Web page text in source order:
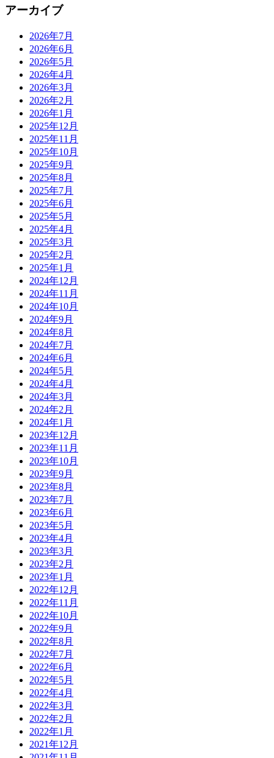
アーカイブ
2026年7月
2026年6月
2026年5月
2026年4月
2026年3月
2026年2月
2026年1月
2025年12月
2025年11月
2025年10月
2025年9月
2025年8月
2025年7月
2025年6月
2025年5月
2025年4月
2025年3月
2025年2月
2025年1月
2024年12月
2024年11月
2024年10月
2024年9月
2024年8月
2024年7月
2024年6月
2024年5月
2024年4月
2024年3月
2024年2月
2024年1月
2023年12月
2023年11月
2023年10月
2023年9月
2023年8月
2023年7月
2023年6月
2023年5月
2023年4月
2023年3月
2023年2月
2023年1月
2022年12月
2022年11月
2022年10月
2022年9月
2022年8月
2022年7月
2022年6月
2022年5月
2022年4月
2022年3月
2022年2月
2022年1月
2021年12月